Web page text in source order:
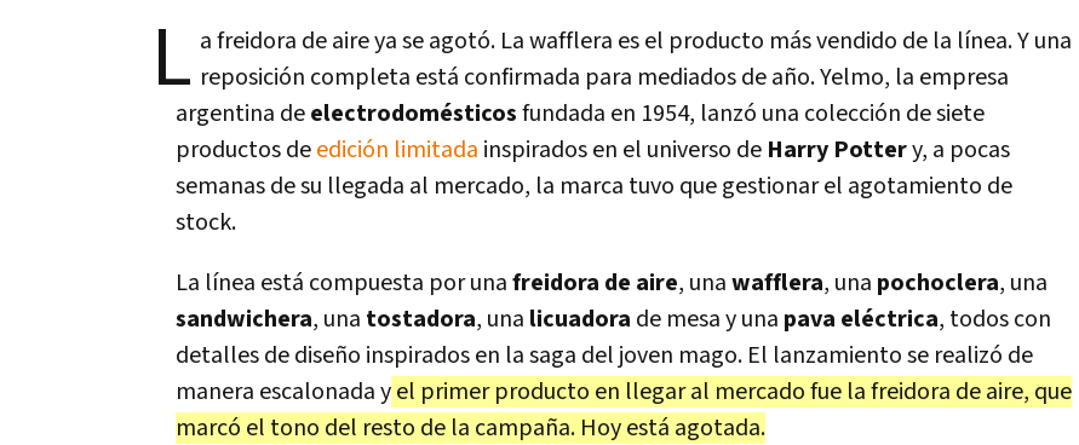
L a freidora de aire ya se agotó. La wafflera es el producto más vendido de la línea. Y una
reposición completa está confirmada para mediados de año. Yelmo, la empresa
argentina deelectrodomésticosfundada en 1954, lanzó una colección de siete
productos deedición limitada inspirados en el universo de Harry Pottery, a pocas
semanas de su llegada al mercado, la marca tuvo que gestionar el agotamiento de
stock.
La línea está compuesta por unafreidora de aire, unawafflera, una pochoclera, una
sandwichera, una tostadora, una licuadora de mesa y una pava eléctrica, todos con
detalles de diseño inspirados en la saga del joven mago. El lanzamiento se realizó de
manera escalonada yel primer producto en llegar al mercado fue la freidora de aire, que
marcó el tono del resto de la campaña. Hoy está agotada.